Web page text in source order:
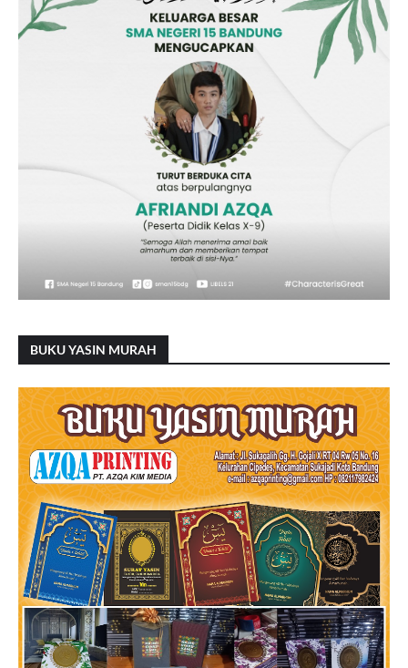
BUKU YASIN MURAH